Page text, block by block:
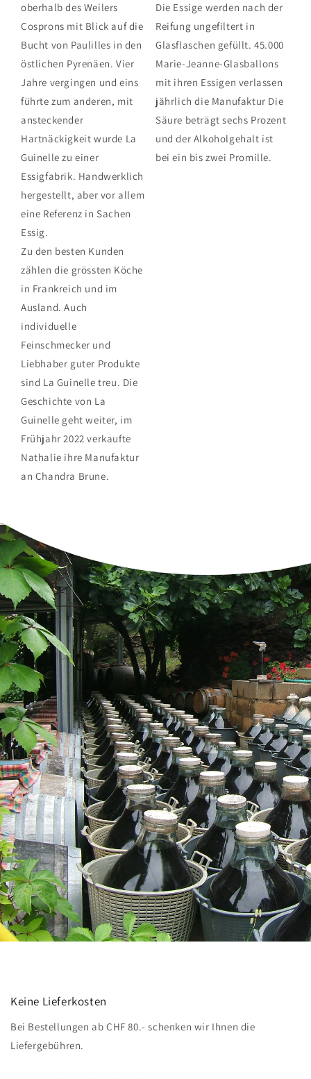
oberhalb des Weilers
Cosprons mit Blick auf die
Bucht von Paulilles in den
östlichen Pyrenäen. Vier
Jahre vergingen und eins
führte zum anderen, mit
ansteckender
Hartnäckigkeit wurde La
Guinelle zu einer
Essigfabrik. Handwerklich
hergestellt, aber vor allem
eine Referenz in Sachen
Essig.
Zu den besten Kunden
zählen die grössten Köche
in Frankreich und im
Ausland. Auch
individuelle
Feinschmecker und
Liebhaber guter Produkte
sind La Guinelle treu. Die
Geschichte von La
Guinelle geht weiter, im
Frühjahr 2022 verkaufte
Nathalie ihre Manufaktur
an Chandra Brune.
Die Essige werden nach der
Reifung ungefiltert in
Glasflaschen gefüllt. 45.000
Marie-Jeanne-Glasballons
mit ihren Essigen verlassen
jährlich die Manufaktur Die
Säure beträgt sechs Prozent
und der Alkoholgehalt ist
bei ein bis zwei Promille.
Keine Lieferkosten
Bei Bestellungen ab CHF 80.- schenken wir Ihnen die
Liefergebühren.